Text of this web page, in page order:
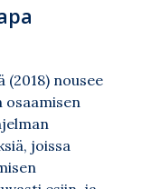
nousee
osaamisen
joissa